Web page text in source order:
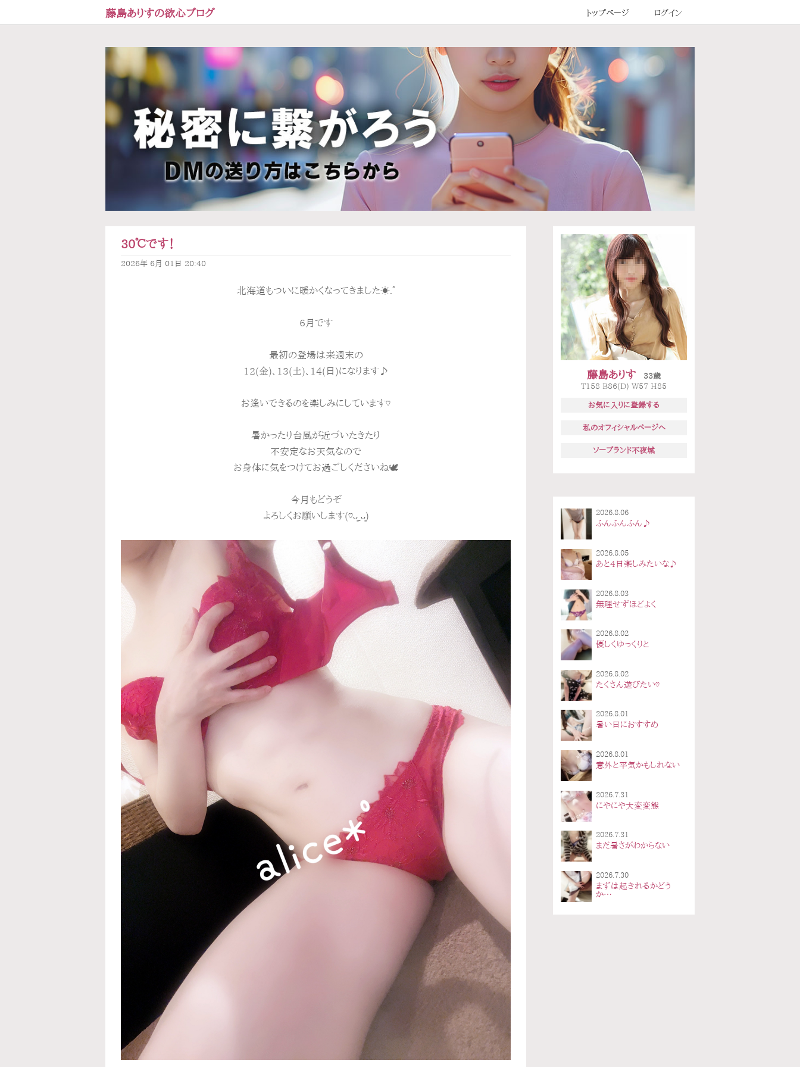
藤島ありすの欲心ブログ トップページ ログイン
30℃です！
2026年 6月 01日 20:40
北海道もついに暖かくなってきました☀️.°
6月です
最初の登場は来週末の
12(金)、13(土)、14(日)になります♪
お逢いできるのを楽しみにしています♡
暑かったり台風が近づいたきたり
不安定なお天気なので
お身体に気をつけてお過ごしくださいね🕊
今月もどうぞ
よろしくお願いします(♡ᴗ͈ˬᴗ͈)
藤島ありす
33歳
T158 B86(D) W57 H85
お気に入りに登録する
私のオフィシャルページへ
ソープランド不夜城
2026.8.06
ふんふんふん♪
2026.8.05
あと4日楽しみたいな♪
2026.8.03
無理せずほどよく
2026.8.02
優しくゆっくりと
2026.8.02
たくさん遊びたい♡
2026.8.01
暑い日におすすめ
2026.8.01
意外と平気かもしれない
2026.7.31
にやにや大変変態
2026.7.31
まだ暑さがわからない
2026.7.30
まずは起きれるかどう
か…